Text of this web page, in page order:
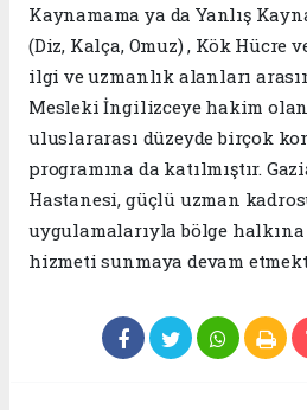
Kaynamama ya da Yanlış
(Diz, Kalça, Omuz) , Kök Hücre
ilgi ve uzmanlık alanları
Mesleki İngilizceye hakim olan
uluslararası düzeyde birçok
programına da katılmıştır.
Hastanesi, güçlü uzman
uygulamalarıyla bölge
hizmeti sunmaya devam